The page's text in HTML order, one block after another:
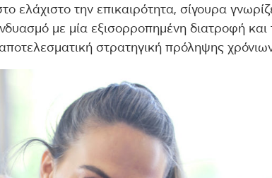
ελάχιστο την επικαιρότητα, σίγουρα
με μία εξισορροπημένη διατροφή
στρατηγική πρόληψης